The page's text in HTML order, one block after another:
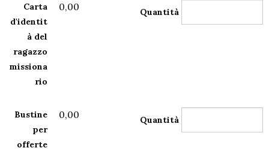
Carta
d'identit
à del
ragazzo
missiona
rio
0,00 Quantità
Bustine
per
offerte
0,00 Quantità